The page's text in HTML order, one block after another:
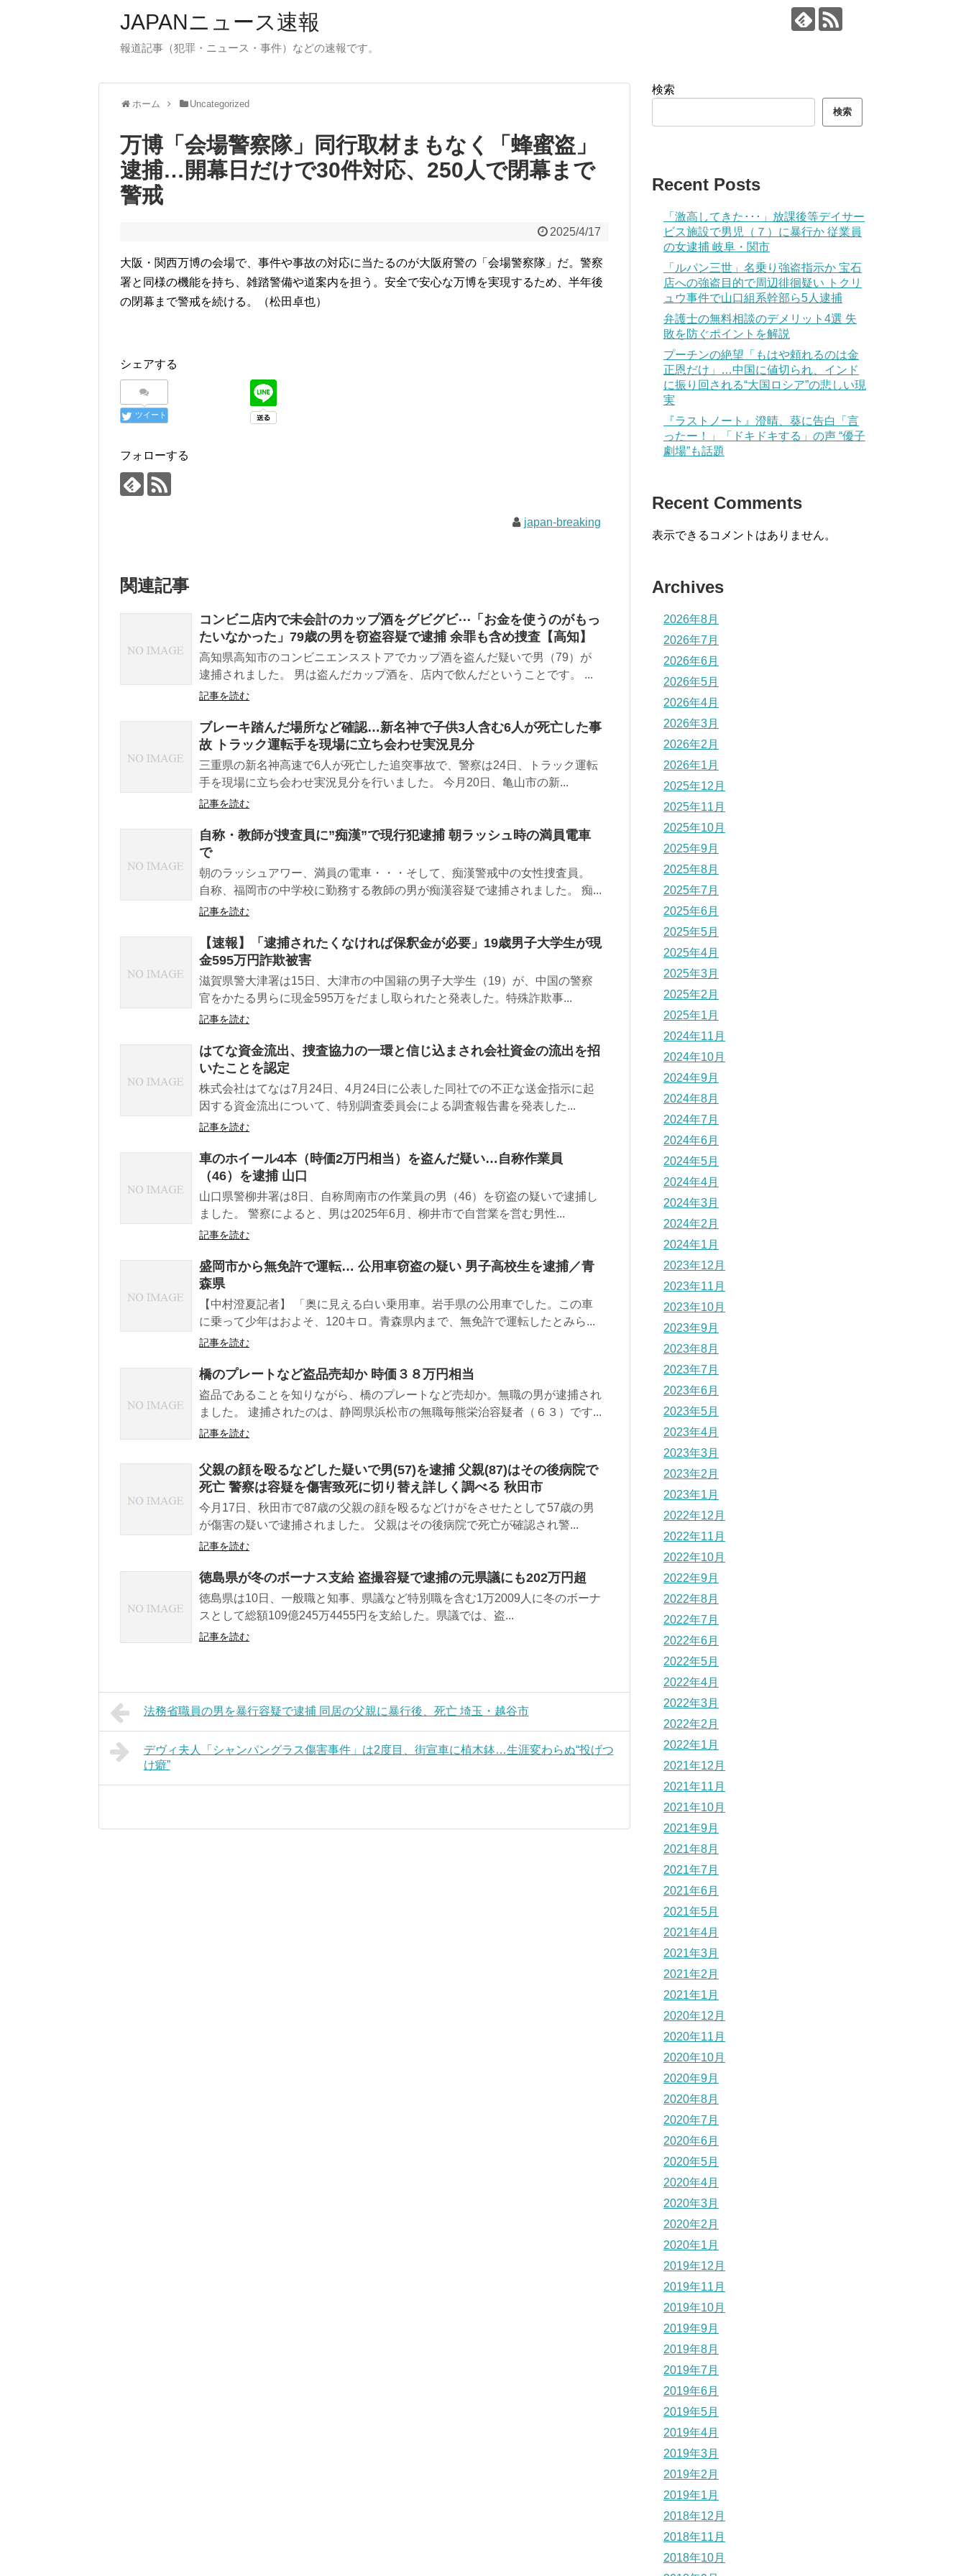
JAPANニュース速報
報道記事（犯罪・ニュース・事件）などの速報です。
ホーム Uncategorized
万博「会場警察隊」同行取材まもなく「蜂蜜盗」
逮捕…開幕日だけで30件対応、250人で閉幕まで
警戒
2025/4/17
大阪・関西万博の会場で、事件や事故の対応に当たるのが大阪府警の「会場警察隊」だ。警察
署と同様の機能を持ち、雑踏警備や道案内を担う。安全で安心な万博を実現するため、半年後
の閉幕まで警戒を続ける。（松田卓也）
シェアする
ツイート
フォローする
japan-breaking
関連記事
コンビニ店内で未会計のカップ酒をグビグビ⋯「お金を使うのがもっ
たいなかった」79歳の男を窃盗容疑で逮捕 余罪も含め捜査【高知】
高知県高知市のコンビニエンスストアでカップ酒を盗んだ疑いで男（79）が
逮捕されました。 男は盗んだカップ酒を、店内で飲んだということです。 ...
記事を読む
ブレーキ踏んだ場所など確認…新名神で子供3人含む6人が死亡した事
故 トラック運転手を現場に立ち会わせ実況見分
三重県の新名神高速で6人が死亡した追突事故で、警察は24日、トラック運転
手を現場に立ち会わせ実況見分を行いました。 今月20日、亀山市の新...
記事を読む
自称・教師が捜査員に”痴漢”で現行犯逮捕 朝ラッシュ時の満員電車
で
朝のラッシュアワー、満員の電車・・・そして、痴漢警戒中の女性捜査員。
自称、福岡市の中学校に勤務する教師の男が痴漢容疑で逮捕されました。 痴...
記事を読む
【速報】「逮捕されたくなければ保釈金が必要」19歳男子大学生が現
金595万円詐欺被害
滋賀県警大津署は15日、大津市の中国籍の男子大学生（19）が、中国の警察
官をかたる男らに現金595万をだまし取られたと発表した。特殊詐欺事...
記事を読む
はてな資金流出、捜査協力の一環と信じ込まされ会社資金の流出を招
いたことを認定
株式会社はてなは7月24日、4月24日に公表した同社での不正な送金指示に起
因する資金流出について、特別調査委員会による調査報告書を発表した...
記事を読む
車のホイール4本（時価2万円相当）を盗んだ疑い…自称作業員
（46）を逮捕 山口
山口県警柳井署は8日、自称周南市の作業員の男（46）を窃盗の疑いで逮捕し
ました。 警察によると、男は2025年6月、柳井市で自営業を営む男性...
記事を読む
盛岡市から無免許で運転… 公用車窃盗の疑い 男子高校生を逮捕／青
森県
【中村澄夏記者】 「奥に見える白い乗用車。岩手県の公用車でした。この車
に乗って少年はおよそ、120キロ。青森県内まで、無免許で運転したとみら...
記事を読む
橋のプレートなど盗品売却か 時価３８万円相当
盗品であることを知りながら、橋のプレートなど売却か。無職の男が逮捕され
ました。 逮捕されたのは、静岡県浜松市の無職毎熊栄治容疑者（６３）です...
記事を読む
父親の顔を殴るなどした疑いで男(57)を逮捕 父親(87)はその後病院で
死亡 警察は容疑を傷害致死に切り替え詳しく調べる 秋田市
今月17日、秋田市で87歳の父親の顔を殴るなどけがをさせたとして57歳の男
が傷害の疑いで逮捕されました。 父親はその後病院で死亡が確認され警...
記事を読む
徳島県が冬のボーナス支給 盗撮容疑で逮捕の元県議にも202万円超
徳島県は10日、一般職と知事、県議など特別職を含む1万2009人に冬のボーナ
スとして総額109億245万4455円を支給した。県議では、盗...
記事を読む
法務省職員の男を暴行容疑で逮捕 同居の父親に暴行後、死亡 埼玉・越谷市
デヴィ夫人「シャンパングラス傷害事件」は2度目、街宣車に植木鉢…生涯変わらぬ“投げつ
け癖”
検索
検索
Recent Posts
「激高してきた･･･」放課後等デイサー
ビス施設で男児（７）に暴行か 従業員
の女逮捕 岐阜・関市
「ルパン三世」名乗り強盗指示か 宝石
店への強盗目的で周辺徘徊疑い トクリ
ュウ事件で山口組系幹部ら5人逮捕
弁護士の無料相談のデメリット4選 失
敗を防ぐポイントを解説
プーチンの絶望「もはや頼れるのは金
正恩だけ」…中国に値切られ、インド
に振り回される“大国ロシア”の悲しい現
実
『ラストノート』澄晴、葵に告白「言
ったー！」「ドキドキする」の声 “優子
劇場”も話題
Recent Comments
表示できるコメントはありません。
Archives
2026年8月
2026年7月
2026年6月
2026年5月
2026年4月
2026年3月
2026年2月
2026年1月
2025年12月
2025年11月
2025年10月
2025年9月
2025年8月
2025年7月
2025年6月
2025年5月
2025年4月
2025年3月
2025年2月
2025年1月
2024年11月
2024年10月
2024年9月
2024年8月
2024年7月
2024年6月
2024年5月
2024年4月
2024年3月
2024年2月
2024年1月
2023年12月
2023年11月
2023年10月
2023年9月
2023年8月
2023年7月
2023年6月
2023年5月
2023年4月
2023年3月
2023年2月
2023年1月
2022年12月
2022年11月
2022年10月
2022年9月
2022年8月
2022年7月
2022年6月
2022年5月
2022年4月
2022年3月
2022年2月
2022年1月
2021年12月
2021年11月
2021年10月
2021年9月
2021年8月
2021年7月
2021年6月
2021年5月
2021年4月
2021年3月
2021年2月
2021年1月
2020年12月
2020年11月
2020年10月
2020年9月
2020年8月
2020年7月
2020年6月
2020年5月
2020年4月
2020年3月
2020年2月
2020年1月
2019年12月
2019年11月
2019年10月
2019年9月
2019年8月
2019年7月
2019年6月
2019年5月
2019年4月
2019年3月
2019年2月
2019年1月
2018年12月
2018年11月
2018年10月